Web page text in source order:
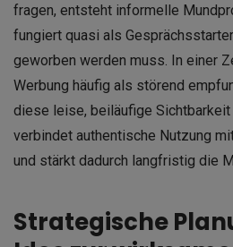
fragen, entsteht informelle
fungiert quasi als
geworben werden muss. In einer
Werbung häufig als störend
diese leise, beiläufige Sichtbarkeit
verbindet authentische Nutzung
und stärkt dadurch langfristig die
Strategische